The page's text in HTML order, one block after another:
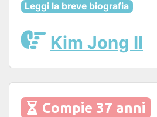
Leggi la breve biografia
Kim Jong Il
Compie 37 anni